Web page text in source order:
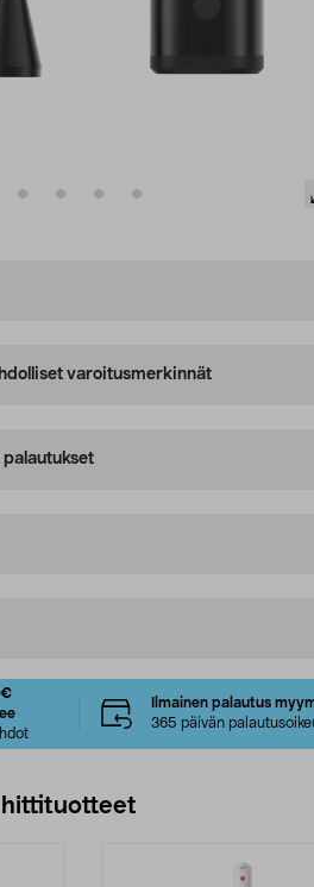
varoitusmerkinnät
€
Ilmainen palautus
365 päivän
hittituotteet